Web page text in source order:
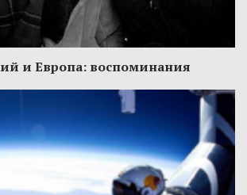
и Европа: воспоминания